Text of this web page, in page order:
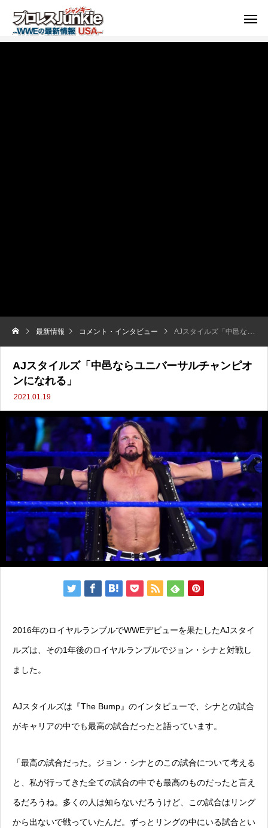
最新情報 コメント・インタビュー AJスタイルズ「中邑ならユニバーサルチャンピオンになれる」
AJスタイルズ「中邑ならユニバーサルチャンピオ
ンになれる」
2021.01.19
2016年のロイヤルランブルでWWEデビューを果たしたAJスタイ
ルズは、その1年後のロイヤルランブルでジョン・シナと対戦し
ました。
AJスタイルズは『The Bump』のインタビューで、シナとの試合
がキャリアの中でも最高の試合だったと語っています。
「最高の試合だった。ジョン・シナとのこの試合について考える
と、私が行ってきた全ての試合の中でも最高のものだったと言え
るだろうね。多くの人は知らないだろうけど、この試合はリング
から出ないで戦っていたんだ。ずっとリングの中にいる試合とい